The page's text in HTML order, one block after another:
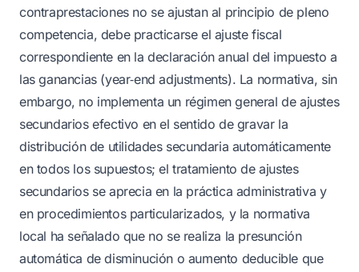
contraprestaciones no se ajustan al principio de pleno
competencia, debe practicarse el ajuste fiscal
correspondiente en la declaración anual del impuesto a
las ganancias (year‑end adjustments). La normativa, sin
embargo, no implementa un régimen general de ajustes
secundarios efectivo en el sentido de gravar la
distribución de utilidades secundaria automáticamente
en todos los supuestos; el tratamiento de ajustes
secundarios se aprecia en la práctica administrativa y
en procedimientos particularizados, y la normativa
local ha señalado que no se realiza la presunción
automática de disminución o aumento deducible que